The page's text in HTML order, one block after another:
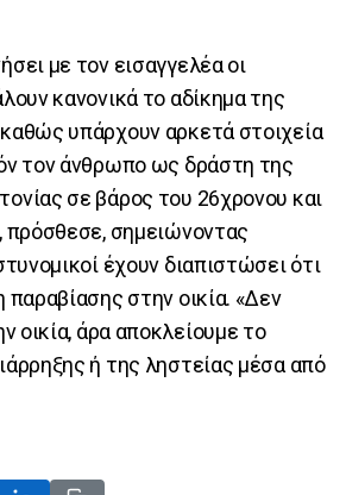
με τον εισαγγελέα οι
κανονικά το αδίκημα της
υπάρχουν αρκετά στοιχεία
τον άνθρωπο ως δράστη της
σε βάρος του 26χρονου και
πρόσθεσε, σημειώνοντας
έχουν διαπιστώσει ότι
παραβίασης στην οικία. «Δεν
οικία, άρα αποκλείουμε το
ή της ληστείας μέσα από